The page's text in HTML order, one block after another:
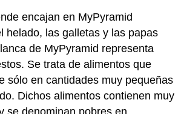
encajan en MyPyramid
helado, las galletas y las papas
de MyPyramid representa
Se trata de alimentos que
sólo en cantidades muy pequeñas
Dichos alimentos contienen muy
se denominan pobres en